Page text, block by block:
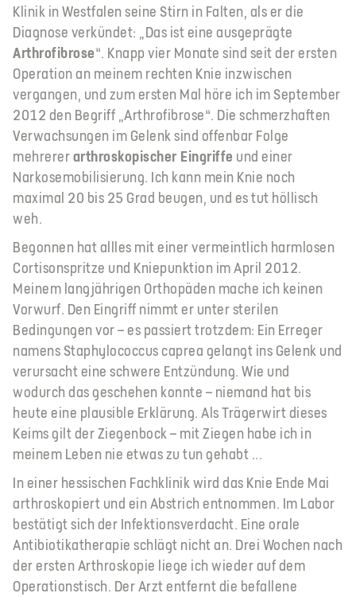
Klinik in Westfalen seine Stirn in Falten, als er die
Diagnose verkündet: „Das ist eine ausgeprägte
Arthrofibrose“. Knapp vier Monate sind seit der ersten
Operation an meinem rechten Knie inzwischen
vergangen, und zum ersten Mal höre ich im September
2012 den Begriff „Arthrofibrose“. Die schmerzhaften
Verwachsungen im Gelenk sind offenbar Folge
mehrererarthroskopischer Eingriffe und einer
Narkosemobilisierung. Ich kann mein Knie noch
maximal 20 bis 25 Grad beugen, und es tut höllisch
weh.
Begonnen hat allles mit einer vermeintlich harmlosen
Cortisonspritze und Kniepunktion im April 2012.
Meinem langjährigen Orthopäden mache ich keinen
Vorwurf. Den Eingriff nimmt er unter sterilen
Bedingungen vor – es passiert trotzdem: Ein Erreger
namens Staphylococcus caprea gelangt ins Gelenk und
verursacht eine schwere Entzündung. Wie und
wodurch das geschehen konnte – niemand hat bis
heute eine plausible Erklärung. Als Trägerwirt dieses
Keims gilt der Ziegenbock – mit Ziegen habe ich in
meinem Leben nie etwas zu tun gehabt ...
In einer hessischen Fachklinik wird das Knie Ende Mai
arthroskopiert und ein Abstrich entnommen. Im Labor
bestätigt sich der Infektionsverdacht. Eine orale
Antibiotikatherapie schlägt nicht an. Drei Wochen nach
der ersten Arthroskopie liege ich wieder auf dem
Operationstisch. Der Arzt entfernt die befallene